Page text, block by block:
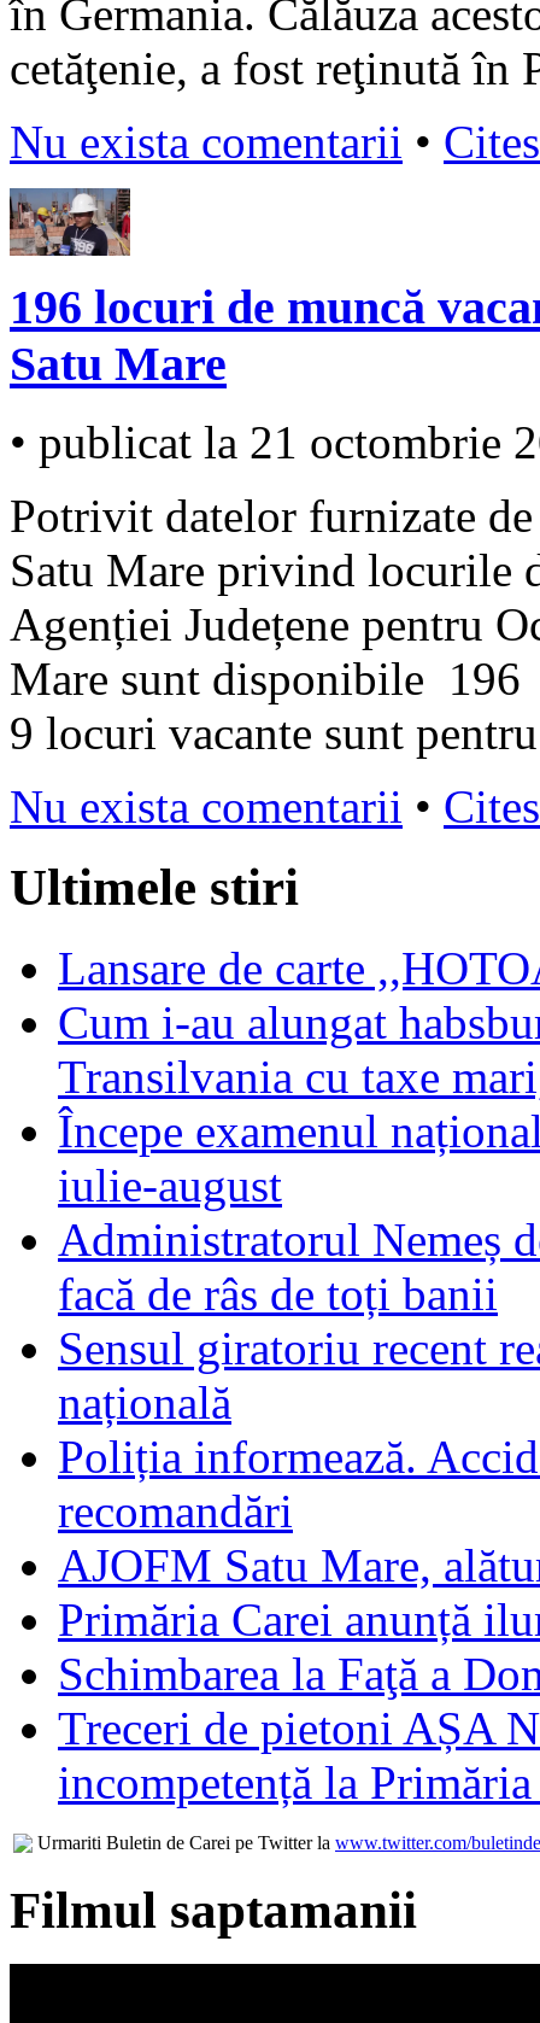
în Germania. Călăuza
cetăţenie, a fost reţinută în
Nu exista comentarii •
196 locuri de muncă
Satu Mare
• publicat la 21 octombrie
Potrivit datelor furnizate
Satu Mare privind locurile
Agenției Județene pentru
Mare sunt disponibile 196
9 locuri vacante sunt
Nu exista comentarii •
Ultimele stiri
Lansare de carte
Cum i-au alungat
Transilvania cu taxe
Începe examenul
iulie-august
Administratorul Nemeș
facă de râs de toți banii
Sensul giratoriu recent
națională
Poliția informează.
recomandări
AJOFM Satu Mare,
Primăria Carei anunță
Schimbarea la Faţă a
Treceri de pietoni AȘA
incompetență la
Urmariti Buletin de Carei pe Twitter la www.twitter.com/
Filmul saptamanii